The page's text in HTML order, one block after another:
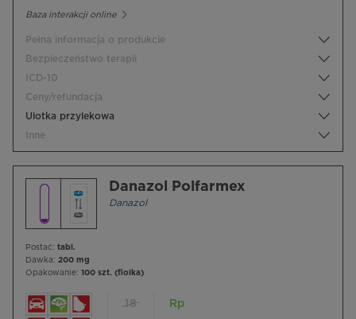
Baza interakcji online
Pełna informacja o produkcie
Bezpieczeństwo terapii
ICD-10
Ceny/refundacja
Ulotka przylekowa
Inne
Danazol Polfarmex
Danazol
Postać: tabl.
Dawka: 200 mg
Opakowanie: 100 szt. (fiolka)
18
Rp